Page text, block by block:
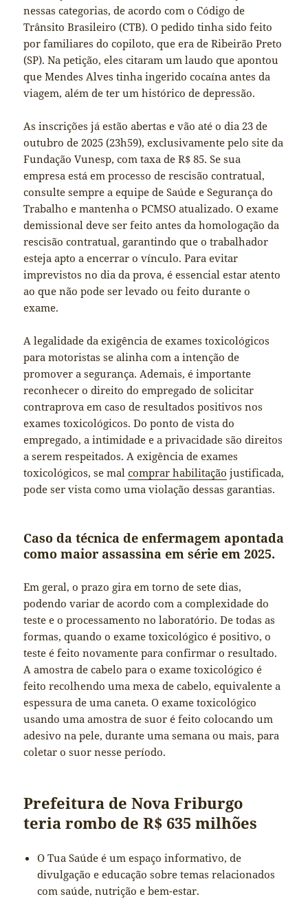
nessas categorias, de acordo com o Código de
Trânsito Brasileiro (CTB). O pedido tinha sido feito
por familiares do copiloto, que era de Ribeirão Preto
(SP). Na petição, eles citaram um laudo que apontou
que Mendes Alves tinha ingerido cocaína antes da
viagem, além de ter um histórico de depressão.
As inscrições já estão abertas e vão até o dia 23 de
outubro de 2025 (23h59), exclusivamente pelo site da
Fundação Vunesp, com taxa de R$ 85. Se sua
empresa está em processo de rescisão contratual,
consulte sempre a equipe de Saúde e Segurança do
Trabalho e mantenha o PCMSO atualizado. O exame
demissional deve ser feito antes da homologação da
rescisão contratual, garantindo que o trabalhador
esteja apto a encerrar o vínculo. Para evitar
imprevistos no dia da prova, é essencial estar atento
ao que não pode ser levado ou feito durante o
exame.
A legalidade da exigência de exames toxicológicos
para motoristas se alinha com a intenção de
promover a segurança. Ademais, é importante
reconhecer o direito do empregado de solicitar
contraprova em caso de resultados positivos nos
exames toxicológicos. Do ponto de vista do
empregado, a intimidade e a privacidade são direitos
a serem respeitados. A exigência de exames
toxicológicos, se malcomprar habilitação justificada,
pode ser vista como uma violação dessas garantias.
Caso da técnica de enfermagem apontada
como maior assassina em série em 2025.
Em geral, o prazo gira em torno de sete dias,
podendo variar de acordo com a complexidade do
teste e o processamento no laboratório. De todas as
formas, quando o exame toxicológico é positivo, o
teste é feito novamente para confirmar o resultado.
A amostra de cabelo para o exame toxicológico é
feito recolhendo uma mexa de cabelo, equivalente a
espessura de uma caneta. O exame toxicológico
usando uma amostra de suor é feito colocando um
adesivo na pele, durante uma semana ou mais, para
coletar o suor nesse período.
Prefeitura de Nova Friburgo
teria rombo de R$ 635 milhões
O Tua Saúde é um espaço informativo, de
divulgação e educação sobre temas relacionados
com saúde, nutrição e bem-estar.